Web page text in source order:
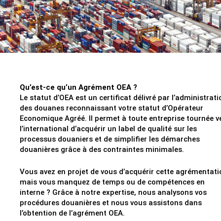
Qu’est-ce qu’un Agrément OEA ?
Le statut d’OEA est un certificat délivré par
des douanes reconnaissant votre statut d’Opérateur
Economique Agréé. Il permet à toute entreprise tournée
l’international d’acquérir un label de qualité sur les
processus douaniers et de simplifier les démarches
douanières grâce à des contraintes minimales.
Vous avez en projet de vous d’acquérir cette
mais vous manquez de temps ou de compétences en
interne ? Grâce à notre expertise, nous analysons vos
procédures douanières et nous vous assistons dans
l’obtention de l’agrément OEA.